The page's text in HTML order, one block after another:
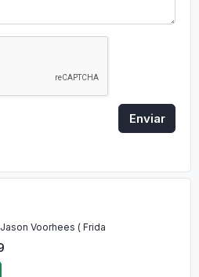
Enviar
Voorhees ( Frida